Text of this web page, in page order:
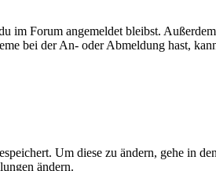
im Forum angemeldet bleibst.
bei der An- oder Abmeldung hast,
Um diese zu ändern, gehe in
ändern.